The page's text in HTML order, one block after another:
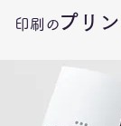
印刷のプリ